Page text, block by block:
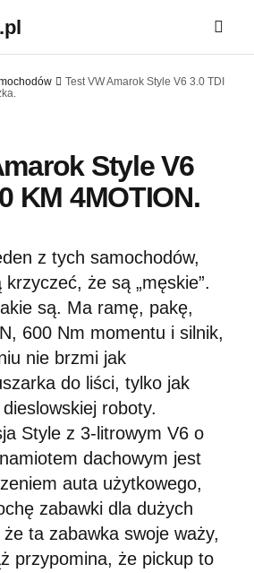
Test VW Amarok Style V6 3.0 TDI
Style V6
KM 4MOTION.
z tych samochodów,
że są „męskie”.
są. Ma ramę, pakę,
600 Nm momentu i silnik,
nie brzmi jak
do liści, tylko jak
roboty.
Style z 3-litrowym V6 o
dachowym jest
auta użytkowego,
zabawki dla dużych
że ta zabawka swoje waży,
przypomina, że pickup to